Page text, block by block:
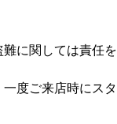
に関しては責任を
度ご来店時にスタ